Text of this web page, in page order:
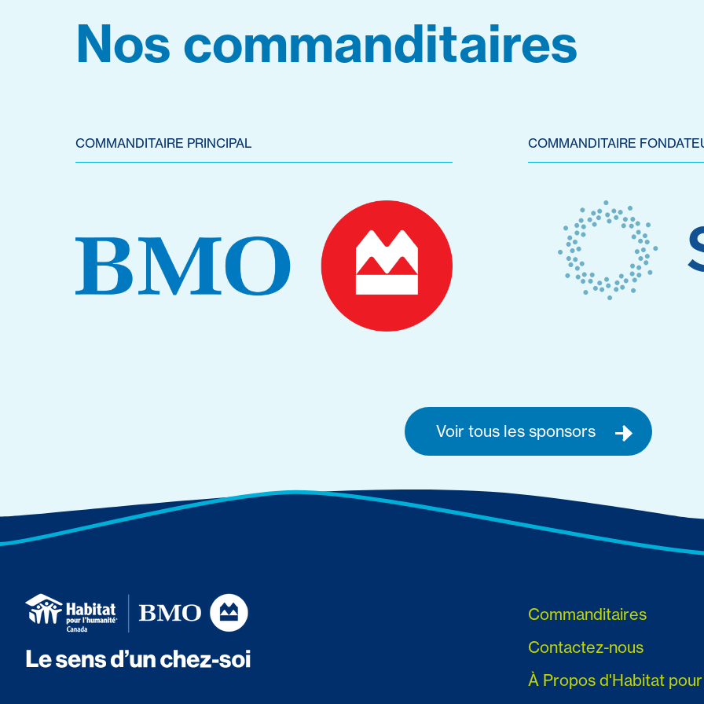
Nos commanditaires
COMMANDITAIRE PRINCIPAL COMMANDITAIRE
Voir tous les sponsors
Commanditaires
Contactez-nous
À Propos d'Habitat